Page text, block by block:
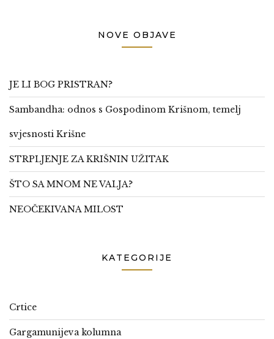
NOVE OBJAVE
JE LI BOG PRISTRAN?
Sambandha: odnos s Gospodinom Krišnom, temelj
svjesnosti Krišne
STRPLJENJE ZA KRIŠNIN UŽITAK
ŠTO SA MNOM NE VALJA?
NEOČEKIVANA MILOST
KATEGORIJE
Crtice
Gargamunijeva kolumna